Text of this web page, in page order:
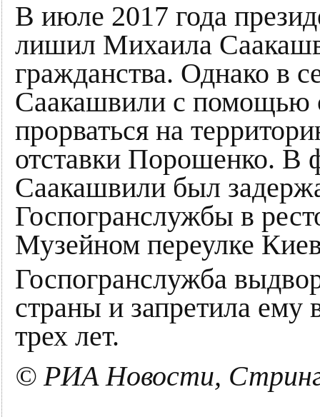
В июле 2017 года
лишил Михаила
гражданства. Однако в
Саакашвили с помощью
прорваться на
отставки Порошенко. В
Саакашвили был
Госпогранслужбы в
Музейном переулке
Госпогранслужба
страны и запретила ему
трех лет.
© РИА Новости,